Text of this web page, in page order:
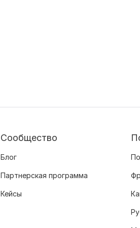
Сообщество
Блог
Партнерская программа
Кейсы